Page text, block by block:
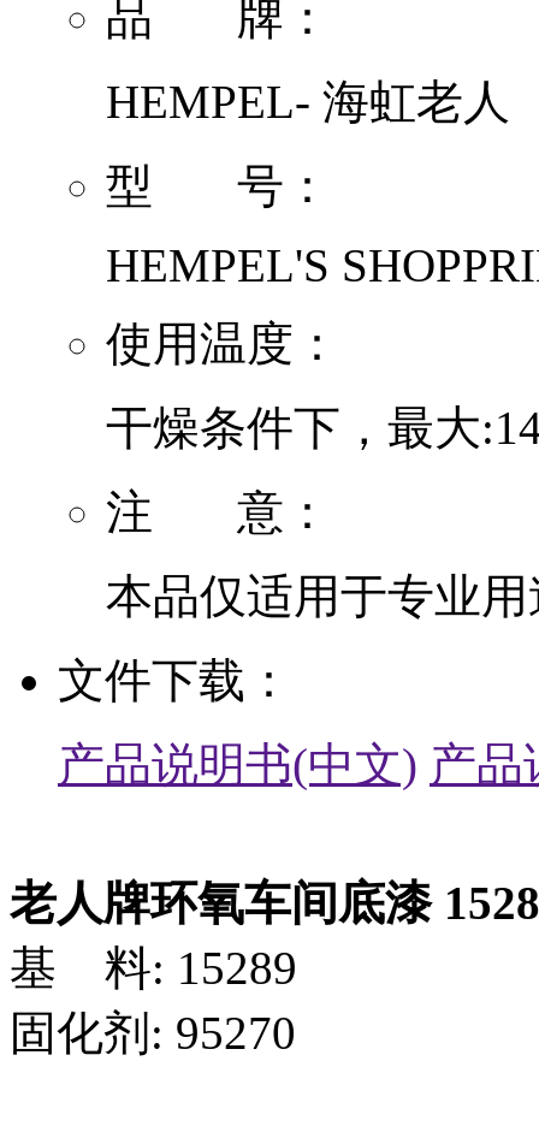
品 牌：
HEMPEL- 海虹老人
型 号：
HEMPEL'S
使用温度：
干燥条件下，最大
注 意：
本品仅适用于专业用
文件下载：
产品说明书(中文) 产品
老人牌环氧车间底漆
基 料: 15289
固化剂: 95270